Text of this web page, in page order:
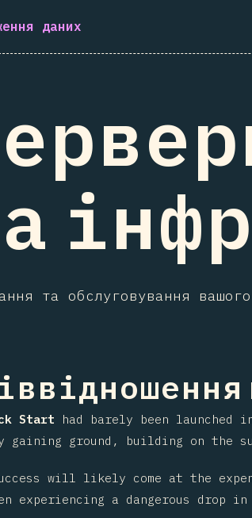
даних
та обслуговування
на
Start had barely been launched
gaining ground, building on the
will likely come at the
experiencing a dangerous